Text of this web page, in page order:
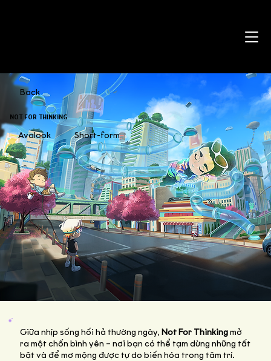
Back
NOT FOR THINKING
Avalook Short-form
Giữa nhịp sống hối hả thường ngày, Not For Thinking mở
ra một chốn bình yên – nơi bạn có thể tạm dừng những tất
bật và để mơ mộng được tự do biến hóa trong tâm trí.